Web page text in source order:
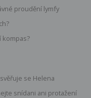
proudění lymfy
kompas?
se Helena
snídani ani protažení